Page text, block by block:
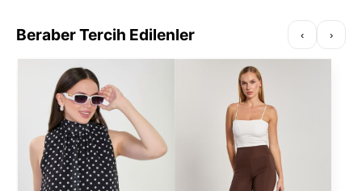
Beraber Tercih Edilenler ‹ ›